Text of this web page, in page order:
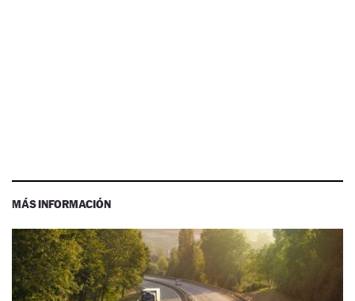
MÁS INFORMACIÓN